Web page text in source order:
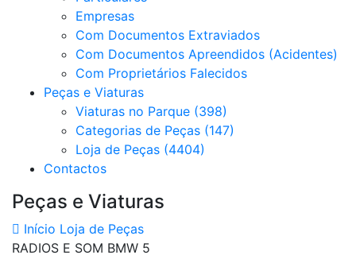
Empresas
Com Documentos Extraviados
Com Documentos Apreendidos (Acidentes)
Com Proprietários Falecidos
Peças e Viaturas
Viaturas no Parque (398)
Categorias de Peças (147)
Loja de Peças (4404)
Contactos
Peças e Viaturas
Início Loja de Peças
RADIOS E SOM BMW 5